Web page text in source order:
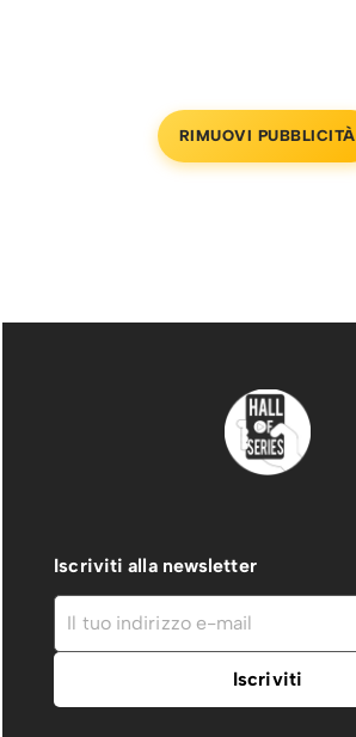
RIMUOVI PUBBLICITÀ
Iscriviti alla newsletter